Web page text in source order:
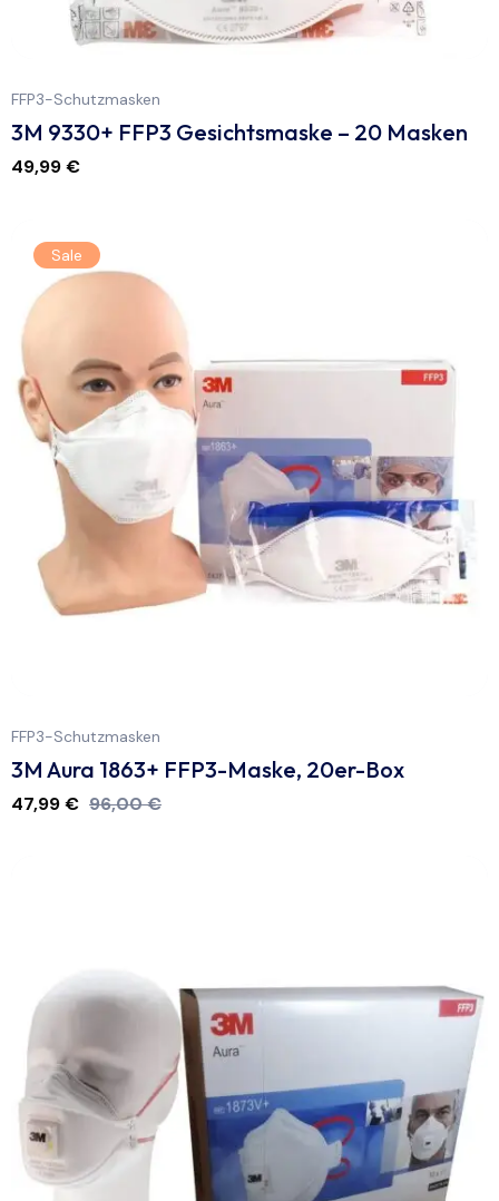
FFP3-Schutzmasken
3M 9330+ FFP3 Gesichtsmaske – 20 Masken
49,99€
Sale
FFP3-Schutzmasken
3M Aura 1863+ FFP3-Maske, 20er-Box
47,99€ 96,00€